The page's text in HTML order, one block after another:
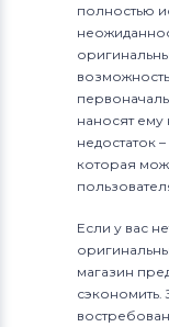
полностью
наносят ему
недостаток
которая
Если у вас
магазин
сэкономить.